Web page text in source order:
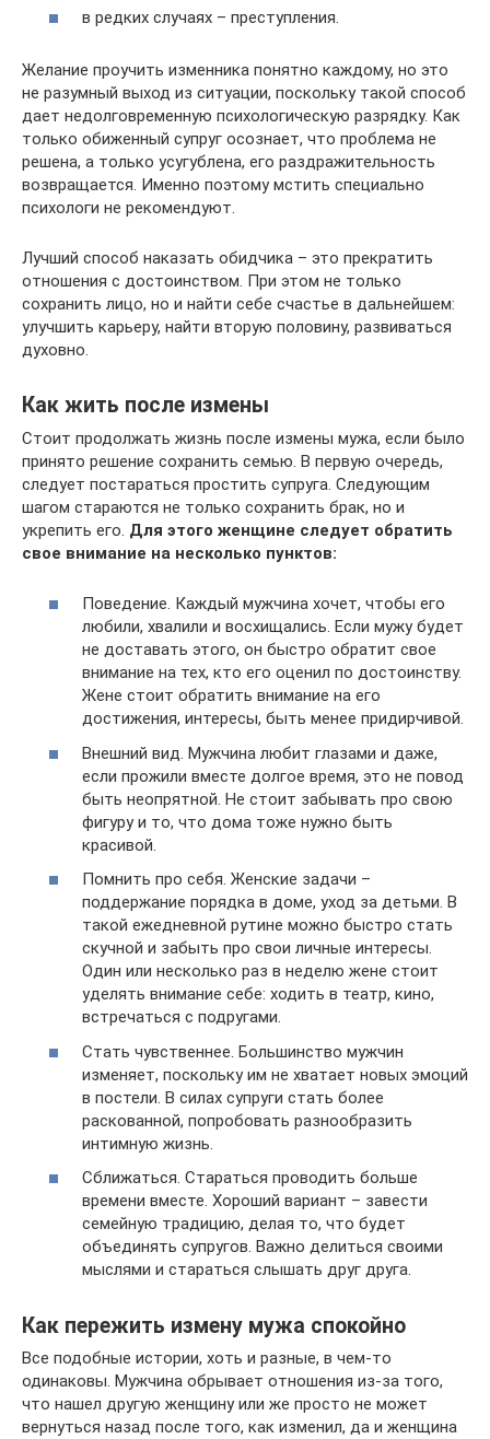
в редких случаях – преступления.
Желание проучить изменника понятно каждому, но это
не разумный выход из ситуации, поскольку такой способ
дает недолговременную психологическую разрядку. Как
только обиженный супруг осознает, что проблема не
решена, а только усугублена, его раздражительность
возвращается. Именно поэтому мстить специально
психологи не рекомендуют.
Лучший способ наказать обидчика – это прекратить
отношения с достоинством. При этом не только
сохранить лицо, но и найти себе счастье в дальнейшем:
улучшить карьеру, найти вторую половину, развиваться
духовно.
Как жить после измены
Стоит продолжать жизнь после измены мужа, если было
принято решение сохранить семью. В первую очередь,
следует постараться простить супруга. Следующим
шагом стараются не только сохранить брак, но и
укрепить его. Для этого женщине следует обратить
свое внимание на несколько пунктов:
Поведение. Каждый мужчина хочет, чтобы его
любили, хвалили и восхищались. Если мужу будет
не доставать этого, он быстро обратит свое
внимание на тех, кто его оценил по достоинству.
Жене стоит обратить внимание на его
достижения, интересы, быть менее придирчивой.
Внешний вид. Мужчина любит глазами и даже,
если прожили вместе долгое время, это не повод
быть неопрятной. Не стоит забывать про свою
фигуру и то, что дома тоже нужно быть
красивой.
Помнить про себя. Женские задачи –
поддержание порядка в доме, уход за детьми. В
такой ежедневной рутине можно быстро стать
скучной и забыть про свои личные интересы.
Один или несколько раз в неделю жене стоит
уделять внимание себе: ходить в театр, кино,
встречаться с подругами.
Стать чувственнее. Большинство мужчин
изменяет, поскольку им не хватает новых эмоций
в постели. В силах супруги стать более
раскованной, попробовать разнообразить
интимную жизнь.
Сближаться. Стараться проводить больше
времени вместе. Хороший вариант – завести
семейную традицию, делая то, что будет
объединять супругов. Важно делиться своими
мыслями и стараться слышать друг друга.
Как пережить измену мужа спокойно
Все подобные истории, хоть и разные, в чем-то
одинаковы. Мужчина обрывает отношения из-за того,
что нашел другую женщину или же просто не может
вернуться назад после того, как изменил, да и женщина